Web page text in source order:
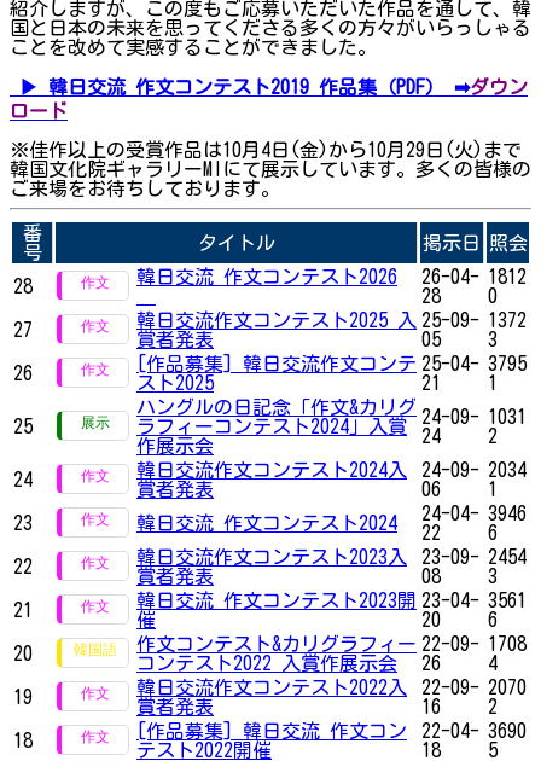
紹介しますが、この度もご応募いただいた作品を通して、韓
国と日本の未来を思ってくださる多くの方々がいらっしゃる
ことを改めて実感することができました。
▶ 韓日交流 作文コンテスト2019 作品集（PDF） ➡ダウン
ロード
※佳作以上の受賞作品は10月4日(金)から10月29日(火)まで
韓国文化院ギャラリーMIにて展示しています。多くの皆様の
ご来場をお待ちしております。
番
号
タイトル 掲示日 照会
28 韓日交流 作文コンテスト2026
26-04-
28
1812
0
27
韓日交流作文コンテスト2025 入
賞者発表
25-09-
05
1372
3
26
[作品募集] 韓日交流作文コンテ
スト2025
25-04-
21
3795
1
25
ハングルの日記念「作文&カリグ
ラフィーコンテスト2024」入賞
作展示会
24-09-
24
1031
2
24
韓日交流作文コンテスト2024入
賞者発表
24-09-
06
2034
1
23
韓日交流 作文コンテスト2024
24-04-
22
3946
6
22
韓日交流作文コンテスト2023入
賞者発表
23-09-
08
2454
3
21
韓日交流 作文コンテスト2023開
催
23-04-
20
3561
6
20
作文コンテスト&カリグラフィー
コンテスト2022 入賞作展示会
22-09-
26
1708
4
19
韓日交流作文コンテスト2022入
賞者発表
22-09-
16
2070
2
18
[作品募集] 韓日交流 作文コン
テスト2022開催
22-04-
18
3690
5